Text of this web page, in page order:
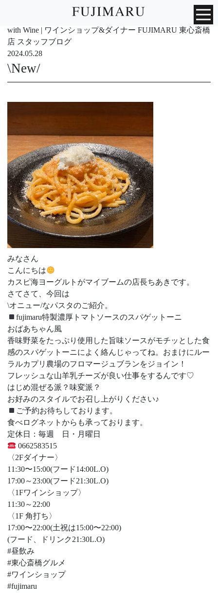
with Wine | ワインショップ&ダイナー FUJIMARU 東心斎橋
店 スタッフブログ
2024.05.28
\New/
みなさん
こんにちは
カスピ海ヨーグルトがマイブームの店長ちあきです。
さてさて、今回は
\オニュー/なパスタのご紹介。
fujimaru特製濃厚トマトソースのスパゲットーニ
おばあちゃん風
香味野菜をたっぷり使用した旨味ソースがモチッとした食
感のスパゲットーニによく絡んじゃってね。おまけにルー
ラルカプリ農場のフロマージュブランをジョイン！
フレッシュな山羊乳チーズが良い仕事をするんです♡
はじめ混ぜる派？味変派？
お好みのスタイルでお召し上がりください♪
ご予約お待ちしております。
食べログネットからも承っております。
定休日：毎週 日・月曜日
0662583515
〈2Fダイナー〉
11:30〜15:00(フード14:00L.O)
17:00～23:00(フード21:30L.O)
〈1Fワインショップ〉
11:30～22:00
〈1F 角打ち〉
17:00〜22:00(土祝は15:00〜22:00)
(フード、ドリンク21:30L.O)
#昼飲み
#東心斎橋グルメ
#ワインショップ
#fujimaru